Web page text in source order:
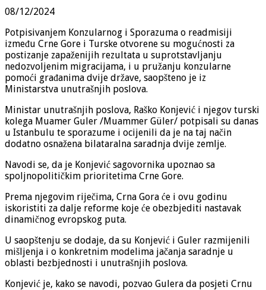
08/12/2024
Potpisivanjem Konzularnog i Sporazuma o readmisiji
između Crne Gore i Turske otvorene su mogućnosti za
postizanje zapaženijih rezultata u suprotstavljanju
nedozvoljenim migracijama, i u pružanju konzularne
pomoći građanima dvije države, saopšteno je iz
Ministarstva unutrašnjih poslova.
Ministar unutrašnjih poslova, Raško Konjević i njegov turski
kolega Muamer Guler /Muammer Güler/ potpisali su danas
u Istanbulu te sporazume i ocijenili da je na taj način
dodatno osnažena bilataralna saradnja dvije zemlje.
Navodi se, da je Konjević sagovornika upoznao sa
spoljnopolitičkim prioritetima Crne Gore.
Prema njegovim riječima, Crna Gora će i ovu godinu
iskoristiti za dalje reforme koje će obezbjediti nastavak
dinamičnog evropskog puta.
U saopštenju se dodaje, da su Konjević i Guler razmijenili
mišljenja i o konkretnim modelima jačanja saradnje u
oblasti bezbjednosti i unutrašnjih poslova.
Konjević je, kako se navodi, pozvao Gulera da posjeti Crnu